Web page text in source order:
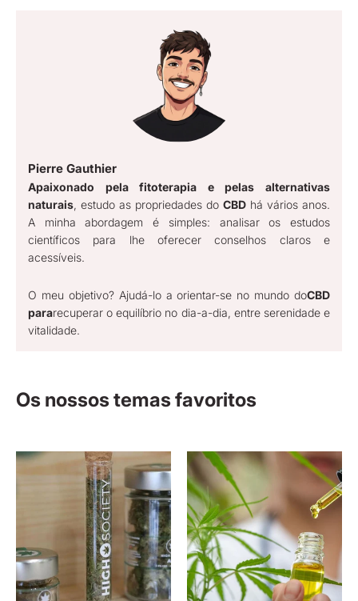
Pierre Gauthier
Apaixonado pela fitoterapia e pelas alternativas
naturais, estudo as propriedades do CBD há vários anos.
A minha abordagem é simples: analisar os estudos
científicos para lhe oferecer conselhos claros e
acessíveis.
O meu objetivo? Ajudá-lo a orientar-se no mundo doCBD
pararecuperar o equilíbrio no dia-a-dia, entre serenidade e
vitalidade.
Os nossos temas favoritos